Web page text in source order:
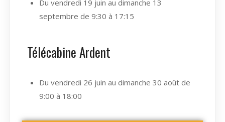
Du vendredi 19 juin au dimanche 13
septembre de 9:30 à 17:15
Télécabine Ardent
Du vendredi 26 juin au dimanche 30 août de
9:00 à 18:00